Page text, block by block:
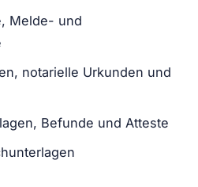
Melde- und
notarielle Urkunden und
Befunde und Atteste